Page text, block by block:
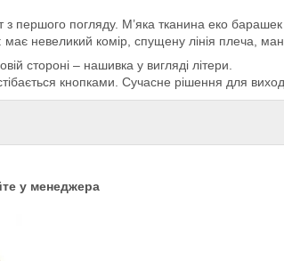
з першого погляду. М’яка тканина еко
невеликий комір, спущену лінія плеча,
стороні – нашивка у вигляді літери.
кнопками. Сучасне рішення для
у менеджера